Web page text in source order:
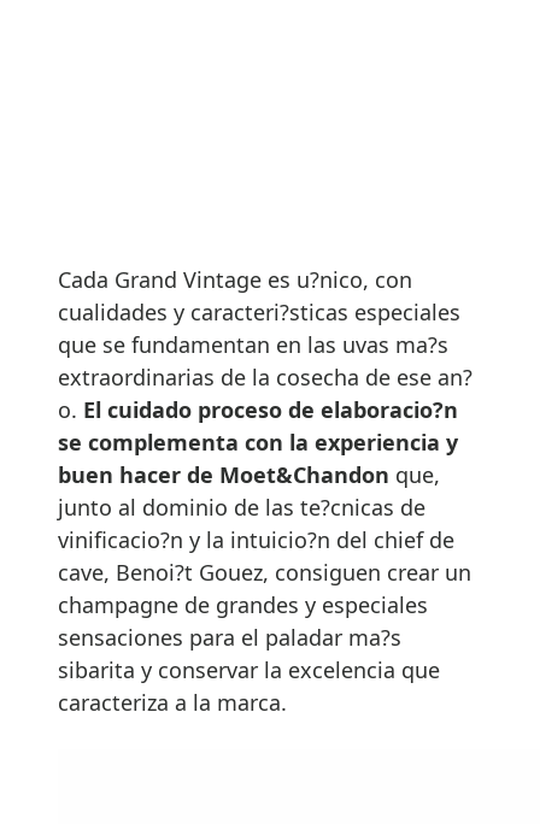
Cada Grand Vintage es u?nico, con
cualidades y caracteri?sticas especiales
que se fundamentan en las uvas ma?s
extraordinarias de la cosecha de ese an?
o. El cuidado proceso de elaboracio?n
se complementa con la experiencia y
buen hacer de Moet&Chandon que,
junto al dominio de las te?cnicas de
vinificacio?n y la intuicio?n del chief de
cave, Benoi?t Gouez, consiguen crear un
champagne de grandes y especiales
sensaciones para el paladar ma?s
sibarita y conservar la excelencia que
caracteriza a la marca.